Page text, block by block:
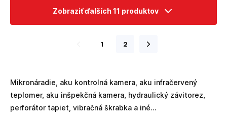
Zobraziť ďalších 11 produktov
1 2
Mikronáradie, aku kontrolná kamera, aku infračervený
teplomer, aku inšpekčná kamera, hydraulický závitorez,
perforátor tapiet, vibračná škrabka a iné...